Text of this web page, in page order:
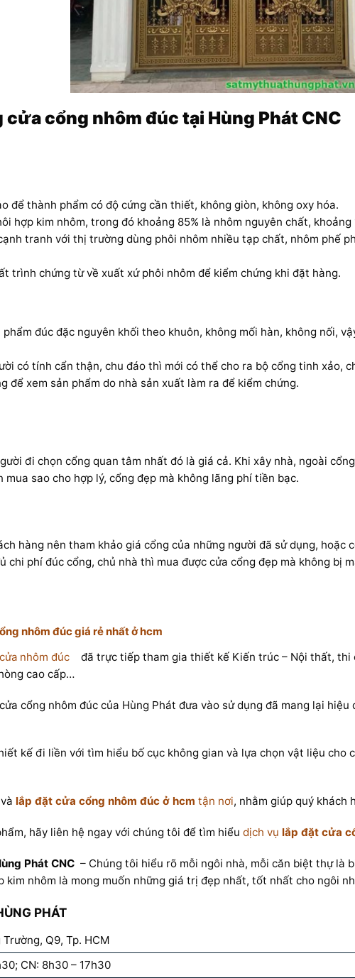
cổng nhôm đúc tại Hùng Phát CNC
để thành phẩm có độ cứng cần thiết, không giòn, không oxy hóa.
hợp kim nhôm, trong đó khoảng 85% là nhôm nguyên chất,
tranh với thị trường dùng phôi nhôm nhiều tạp chất, nhôm phế
trình chứng từ về xuất xứ phôi nhôm để kiểm chứng khi đặt hàng.
phẩm đúc đặc nguyên khối theo khuôn, không mối hàn, không nối,
có tính cẩn thận, chu đáo thì mới có thể cho ra bộ cổng tinh xảo,
để xem sản phẩm do nhà sản xuất làm ra để kiểm chứng.
đi chọn cổng quan tâm nhất đó là giá cả. Khi xây nhà, ngoài
mua sao cho hợp lý, cổng đẹp mà không lãng phí tiền bạc.
hàng nên tham khảo giá cổng của những người đã sử dụng,
chi phí đúc cổng, chủ nhà thì mua được cửa cổng đẹp mà không bị
nhôm đúc giá rẻ nhất ở hcm
nhôm đúc
đã trực tiếp tham gia thiết kế Kiến trúc – Nội thất,
cao cấp…
cổng nhôm đúc của Hùng Phát đưa vào sử dụng đã mang lại
kế đi liền với tìm hiểu bố cục không gian và lựa chọn vật liệu
lắp đặt cửa cổng nhôm đúc ở hcm tận nơi, nhằm giúp quý khách
hãy liên hệ ngay với chúng tôi để tìm hiểu dịch vụ lắp đặt cửa
Phát CNC – Chúng tôi hiểu rõ mỗi ngôi nhà, mỗi căn biệt thự là
kim nhôm là mong muốn những giá trị đẹp nhất, tốt nhất cho ngôi
PHÁT
Q9, Tp. HCM
CN: 8h30 – 17h30